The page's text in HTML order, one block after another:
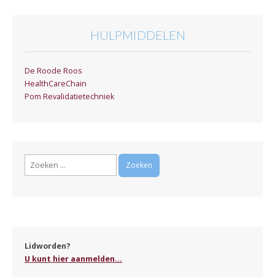
HULPMIDDELEN
De Roode Roos
HealthCareChain
Pom Revalidatietechniek
Zoeken
Lidworden?
U kunt hier aanmelden...